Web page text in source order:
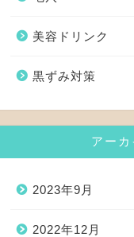
美容ドリンク
黒ずみ対策
アーカ
2023年9月
2022年12月